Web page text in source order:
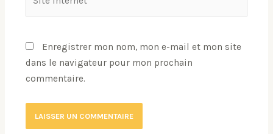
Enregistrer mon nom, mon e-mail et mon site
dans le navigateur pour mon prochain
commentaire.